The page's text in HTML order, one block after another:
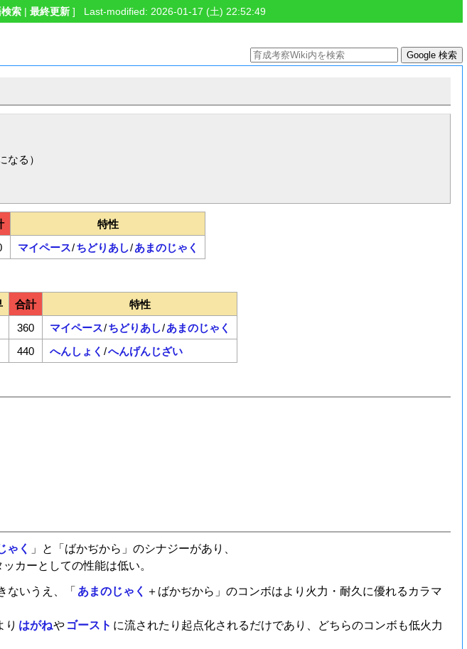
索| 最終更新] Last-modified: 2026-01-17 (土) 22:52:49
る）
特性
マイペース/ちどりあし/あまのじゃく
合計
特性
360 マイペース/ちどりあし/あまのじゃく
440 へんしょく /へんげんじざい
ゃく
」と「ばかぢから」のシナジーがあり、
カーとしての性能は低い。
ないうえ、「 あまのじゃく ＋ばかぢから」のコンボはより火力・耐久に優れる カラマ
り はがねや ゴースト に流されたり起点化されるだけであり、どちらのコンボも低火力